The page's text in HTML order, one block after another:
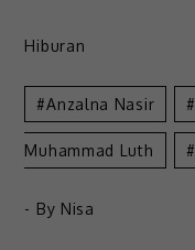
Hiburan
Anzalna Nasir
Muhammad Luth
- By Nisa